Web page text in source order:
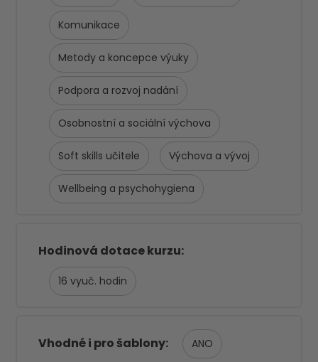
Komunikace
Metody a koncepce výuky
Podpora a rozvoj nadání
Osobnostní a sociální výchova
Soft skills učitele Výchova a vývoj
Wellbeing a psychohygiena
Hodinová dotace kurzu
16
Vhodné i pro šablony ANO